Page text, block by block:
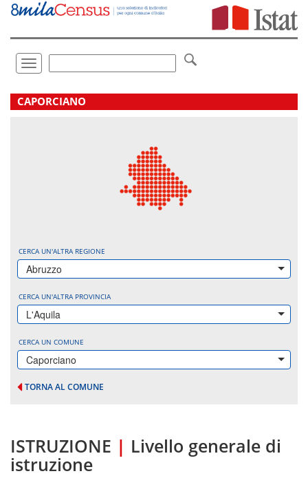
Vai
direttamente
Toggle
navigation
.
CAPORCIANO
CERCA UN'ALTRA REGIONE
Abruzzo
CERCA UN'ALTRA PROVINCIA
L'Aquila
CERCA UN COMUNE
Caporciano
TORNA AL COMUNE
ISTRUZIONE | Livello generale di
istruzione